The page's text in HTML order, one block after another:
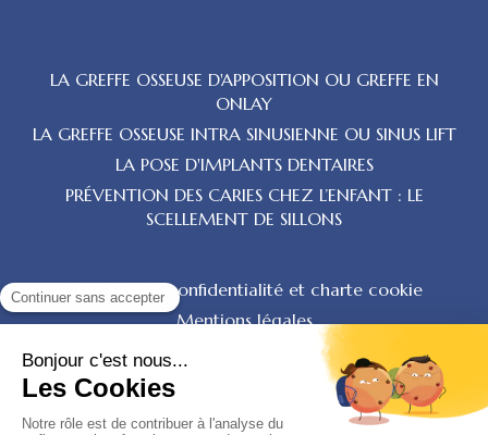
LA GREFFE OSSEUSE D'APPOSITION OU GREFFE EN
ONLAY
LA GREFFE OSSEUSE INTRA SINUSIENNE OU SINUS LIFT
LA POSE D'IMPLANTS DENTAIRES
PRÉVENTION DES CARIES CHEZ L’ENFANT : LE
SCELLEMENT DE SILLONS
Politique de confidentialité et charte cookie
Mentions légales
Conditions Générales Utilisation
Charte déontologique